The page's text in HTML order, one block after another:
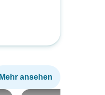
Mehr ansehen